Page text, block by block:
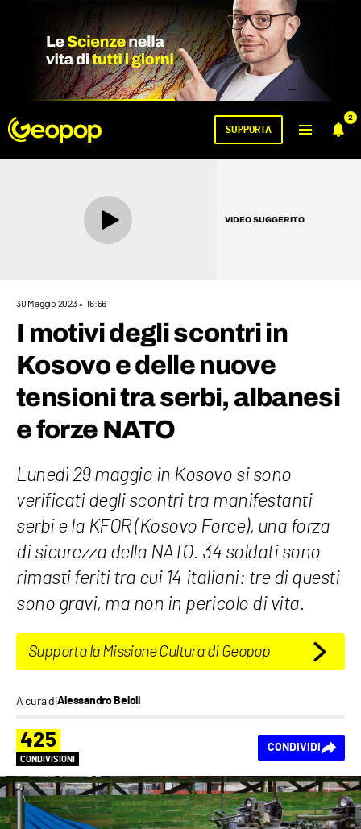
2
SUPPORTA
VIDEO SUGGERITO
30 Maggio 2023 16:56
I motivi degli scontri in
Kosovo e delle nuove
tensioni tra serbi, albanesi
e forze NATO
Lunedì 29 maggio in Kosovo si sono
verificati degli scontri tra manifestanti
serbi e la KFOR (Kosovo Force), una forza
di sicurezza della NATO. 34 soldati sono
rimasti feriti tra cui 14 italiani: tre di questi
sono gravi, ma non in pericolo di vita.
Supporta la Missione Cultura di Geopop
A cura diAlessandro Beloli
425
CONDIVISIONI
CONDIVIDI